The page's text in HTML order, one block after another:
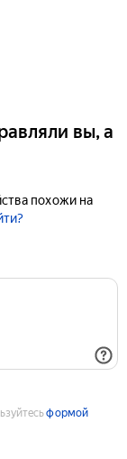
вы, а
похожи на
формой